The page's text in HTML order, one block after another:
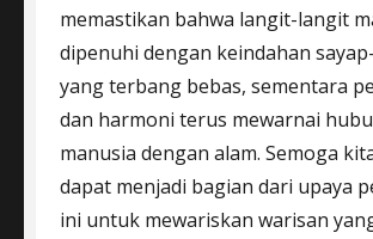
memastikan bahwa langit-langit
dipenuhi dengan keindahan
yang terbang bebas, sementara
dan harmoni terus mewarnai
manusia dengan alam. Semoga
dapat menjadi bagian dari upaya
ini untuk mewariskan warisan